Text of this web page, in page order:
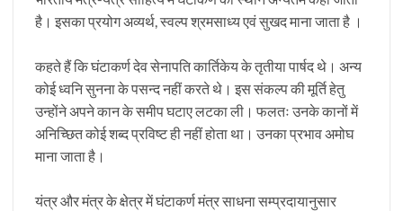
है। इसका प्रयोग अव्यर्थ, स्वल्प श्रमसाध्य एवं सुखद माना जाता है ।
कहते हैं कि घंटाकर्ण देव सेनापति कार्तिकेय के तृतीया पार्षद थे। अन्य
कोई ध्वनि सुनना के पसन्द नहीं करते थे। इस संकल्प की मूर्ति हेतु
उन्होंने अपने कान के समीप घटाए लटका ली। फलतः उनके कानों में
अनिच्छित कोई शब्द प्रविष्ट ही नहीं होता था। उनका प्रभाव अमोघ
माना जाता है।
यंत्र और मंत्र के क्षेत्र में घंटाकर्ण मंत्र साधना सम्प्रदायानुसार